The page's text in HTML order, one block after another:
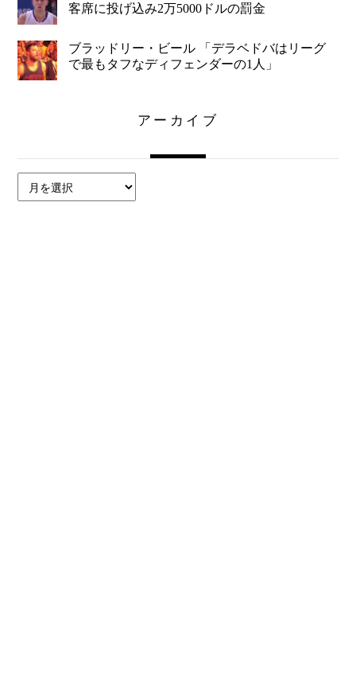
客席に投げ込み2万5000ドルの罰金
ブラッドリー・ビール 「デラベドバはリーグ
で最もタフなディフェンダーの1人」
アーカイブ
ー